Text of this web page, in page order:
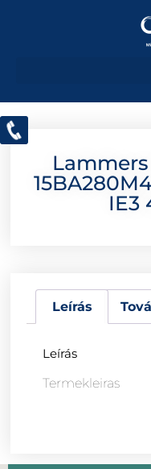
IE3
Leírás
Leírás
Termekleiras